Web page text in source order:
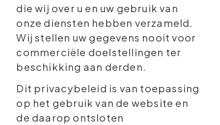
die wij over u en uw gebruik van
onze diensten hebben verzameld.
Wij stellen uw gegevens nooit voor
commerciële doelstellingen ter
beschikking aan derden.
Dit privacybeleid is van toepassing
op het gebruik van de website en
de daarop ontsloten